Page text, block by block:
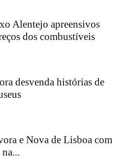
Alentejo apreensivos
dos combustíveis
desvenda histórias de
e Nova de Lisboa com